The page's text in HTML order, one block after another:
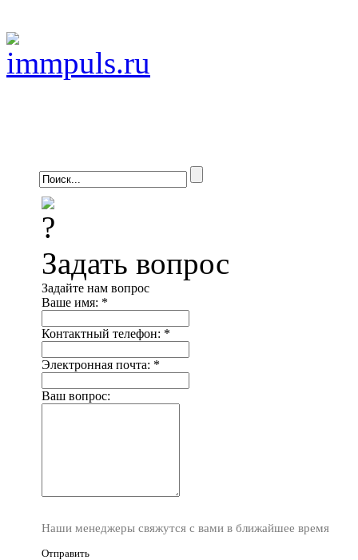
Задать вопрос
Задайте нам вопрос
Ваше имя: *
Контактный телефон: *
Электронная почта: *
Ваш вопрос:
Наши менеджеры свяжутся с вами в ближайшее время
Отправить